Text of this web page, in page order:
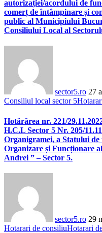
autorizației/acordului de
comerț de întâmpinare și
public al Municipiului
Consiliului Local al
sector5.ro 27
Consiliul local sector 5
Hotărârea nr. 221/
H.C.L Sector 5 Nr. 205/
Organigramei, a Statului
Organizare și Funcționare
Andrei ” – Sector 5.
sector5.ro 29
Hotarari de consiliuHotarari